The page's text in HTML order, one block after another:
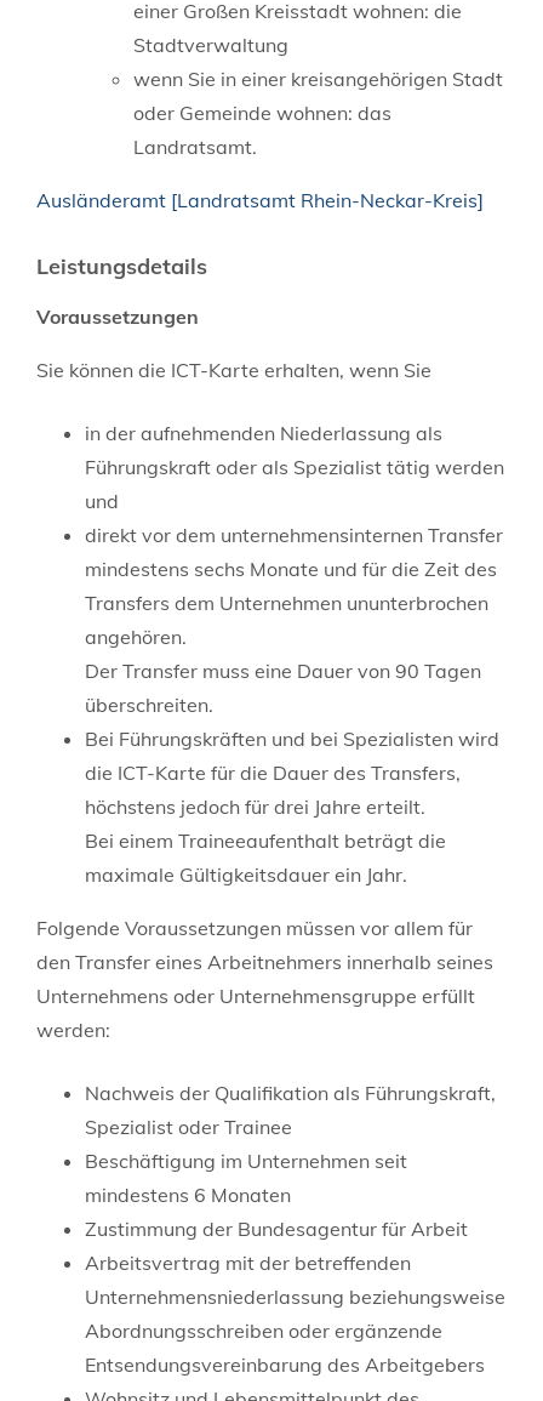
einer Großen Kreisstadt wohnen: die
Stadtverwaltung
wenn Sie in einer kreisangehörigen Stadt
oder Gemeinde wohnen: das
Landratsamt.
Ausländeramt [Landratsamt Rhein-Neckar-Kreis]
Leistungsdetails
Voraussetzungen
Sie können die ICT-Karte erhalten, wenn Sie
in der aufnehmenden Niederlassung als
Führungskraft oder als Spezialist tätig werden
und
direkt vor dem unternehmensinternen Transfer
mindestens sechs Monate und für die Zeit des
Transfers dem Unternehmen ununterbrochen
angehören.
Der Transfer muss eine Dauer von 90 Tagen
überschreiten.
Bei Führungskräften und bei Spezialisten wird
die ICT-Karte für die Dauer des Transfers,
höchstens jedoch für drei Jahre erteilt.
Bei einem Traineeaufenthalt beträgt die
maximale Gültigkeitsdauer ein Jahr.
Folgende Voraussetzungen müssen vor allem für
den Transfer eines Arbeitnehmers innerhalb seines
Unternehmens oder Unternehmensgruppe erfüllt
werden:
Nachweis der Qualifikation als Führungskraft,
Spezialist oder Trainee
Beschäftigung im Unternehmen seit
mindestens 6 Monaten
Zustimmung der Bundesagentur für Arbeit
Arbeitsvertrag mit der betreffenden
Unternehmensniederlassung beziehungsweise
Abordnungsschreiben oder ergänzende
Entsendungsvereinbarung des Arbeitgebers